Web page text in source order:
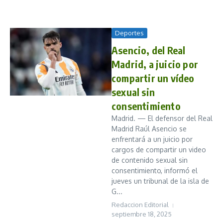
Deportes
Asencio, del Real
Madrid, a juicio por
compartir un vídeo
sexual sin
consentimiento
Madrid. — El defensor del Real
Madrid Raúl Asencio se
enfrentará a un juicio por
cargos de compartir un video
de contenido sexual sin
consentimiento, informó el
jueves un tribunal de la isla de
G...
Redaccion Editorial
septiembre 18, 2025